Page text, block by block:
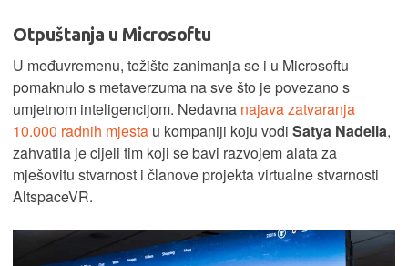
Otpuštanja u Microsoftu
U međuvremenu, težište zanimanja se i u Microsoftu
pomaknulo s metaverzuma na sve što je povezano s
umjetnom inteligencijom. Nedavna najava zatvaranja
10.000 radnih mjesta u kompaniji koju vodi Satya Nadella,
zahvatila je cijeli tim koji se bavi razvojem alata za
mješovitu stvarnost i članove projekta virtualne stvarnosti
AltspaceVR.